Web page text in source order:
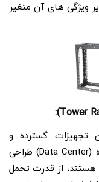
ویژگی های آن متغیر
تجهیزات گسترده و
کابل‌کشی‌های زیاد در شبکه‌ها و مراکز داده (Data Center) طراحی
هستند، از قدرت تحمل